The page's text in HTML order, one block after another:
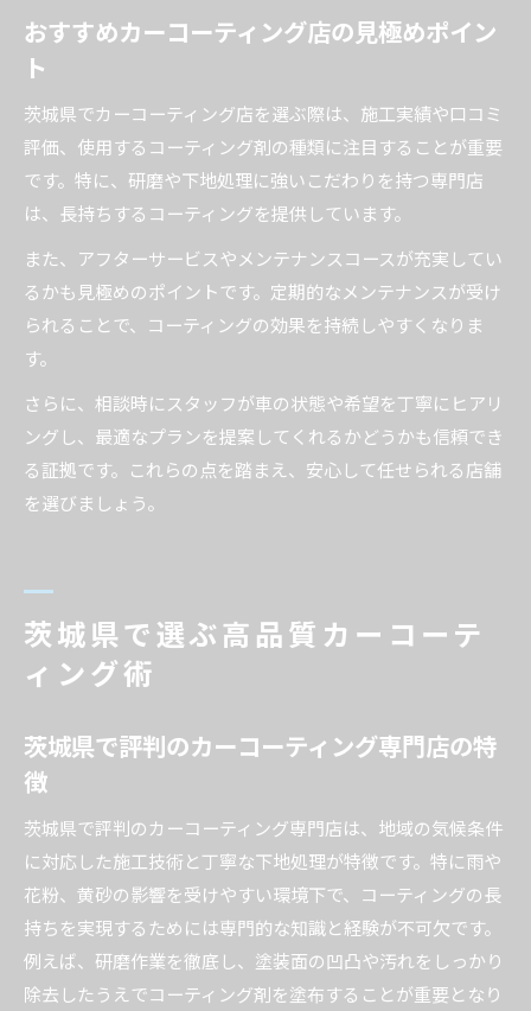
おすすめカーコーティング店の見極めポイン
ト
茨城県でカーコーティング店を選ぶ際は、施工実績や口コミ
評価、使用するコーティング剤の種類に注目することが重要
です。特に、研磨や下地処理に強いこだわりを持つ専門店
は、長持ちするコーティングを提供しています。
また、アフターサービスやメンテナンスコースが充実してい
るかも見極めのポイントです。定期的なメンテナンスが受け
られることで、コーティングの効果を持続しやすくなりま
す。
さらに、相談時にスタッフが車の状態や希望を丁寧にヒアリ
ングし、最適なプランを提案してくれるかどうかも信頼でき
る証拠です。これらの点を踏まえ、安心して任せられる店舗
を選びましょう。
茨城県で選ぶ高品質カーコーテ
ィング術
茨城県で評判のカーコーティング専門店の特
徴
茨城県で評判のカーコーティング専門店は、地域の気候条件
に対応した施工技術と丁寧な下地処理が特徴です。特に雨や
花粉、黄砂の影響を受けやすい環境下で、コーティングの長
持ちを実現するためには専門的な知識と経験が不可欠です。
例えば、研磨作業を徹底し、塗装面の凹凸や汚れをしっかり
除去したうえでコーティング剤を塗布することが重要となり